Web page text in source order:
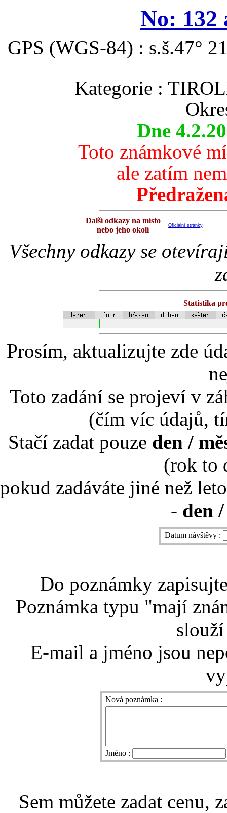
No: 132
GPS (WGS-84) : s.š.47°
Kategorie :
Dne
Toto známkové
ale zatím
Další odkazy na místo
nebo jeho okolí
Oficiální stránky
Všechny odkazy se
Statistika
Prosím, aktualizujte zde
Toto zadání se projeví v
(čím víc údajů,
Stačí zadat pouze den /
(rok to
pokud zadáváte jiné než
- den
Datum návštěvy :
Do poznámky
Poznámka typu "mají
E-mail a jméno jsou
Nová poznámka :
Jméno :
Sem můžete zadat cenu,